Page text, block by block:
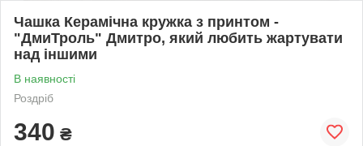
Чашка Керамічна кружка з принтом -
"ДмиТроль" Дмитро, який любить жартувати
над іншими
В наявності
Роздріб
340 ₴